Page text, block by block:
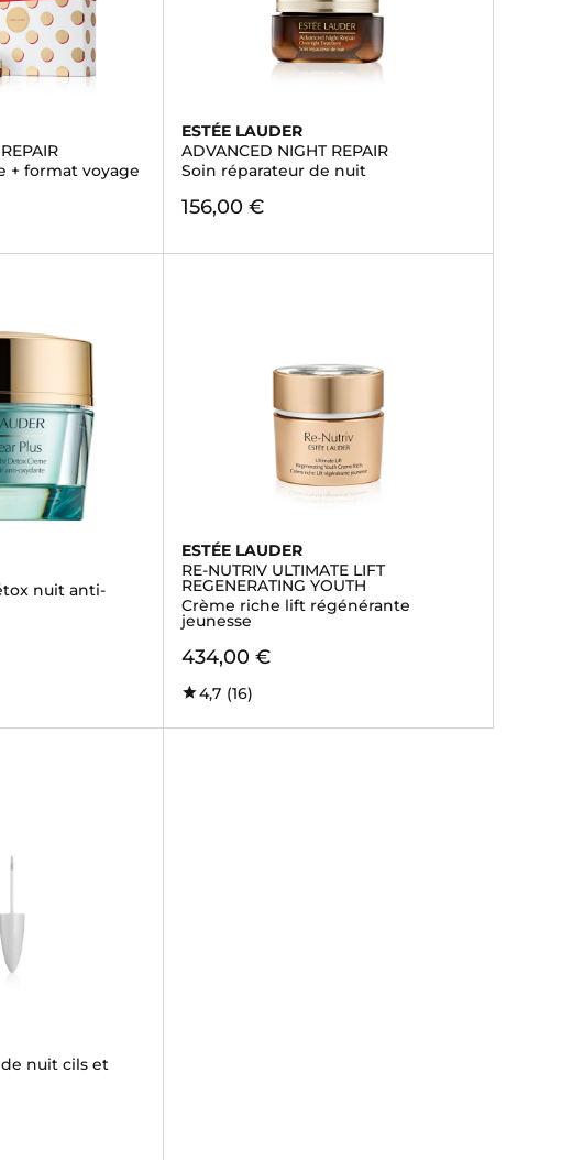
+ format voyage
ESTÉE LAUDER
ADVANCED NIGHT REPAIR
Soin réparateur de nuit
156,00 €
nuit anti-
ESTÉE LAUDER
RE-NUTRIV ULTIMATE LIFT
REGENERATING YOUTH
Crème riche lift régénérante
jeunesse
434,00 €
4,7 (16)
nuit cils et